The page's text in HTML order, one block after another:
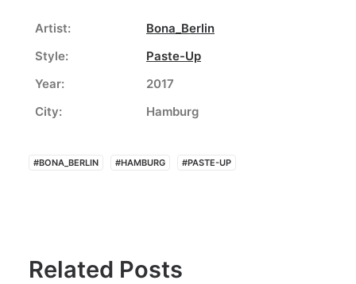
Artist:
Bona_Berlin
Style:
Paste-Up
Year:
2017
City:
Hamburg
#BONA_BERLIN #HAMBURG #PASTE-UP
Related Posts